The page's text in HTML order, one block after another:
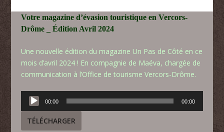
Votre magazine d’évasion touristique en Vercors-
Drôme _ Édition Avril 2024
Une nouvelle édition du magazine Un Pas de Côté en ce
mois d’avril 2024 ! En compagnie de Maéva, chargée de
communication à l’Office de tourisme Vercors-Drôme.
Lecteur
audio
00:00 00:00
TÉLÉCHARGER